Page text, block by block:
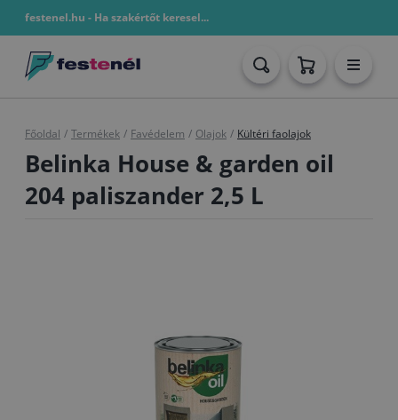
festenel.hu - Ha szakértőt keresel...
Főoldal / Termékek / Favédelem / Olajok / Kültéri faolajok
Belinka House & garden oil
204 paliszander 2,5 L